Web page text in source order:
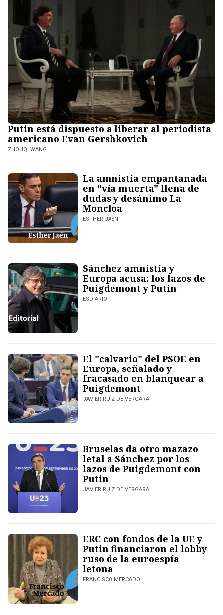
Putin está dispuesto a liberar al periodista
americano Evan Gershkovich
ZHOUQI WANG
La amnistía empantanada
en "vía muerta" llena de
dudas y desánimo La
Moncloa
ESTHER JAÉN
Sánchez amnistía y
Europa acusa: los lazos de
Puigdemont y Putin
ESDIARIO
El "calvario" del PSOE en
Europa, señalado y
fracasado en blanquear a
Puigdemont
JAVIER RUIZ DE VERGARA
Bruselas da otro mazazo
letal a Sánchez por los
lazos de Puigdemont con
Putin
JAVIER RUIZ DE VERGARA
ERC con fondos de la UE y
Putin financiaron el lobby
ruso de la euroespía
letona
FRANCISCO MERCADO